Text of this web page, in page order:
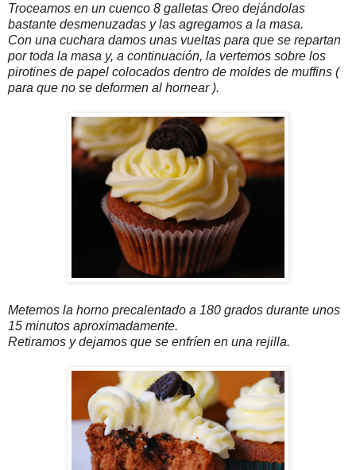
Troceamos en un cuenco 8 galletas Oreo dejándolas
bastante desmenuzadas y las agregamos a la masa.
Con una cuchara damos unas vueltas para que se repartan
por toda la masa y, a continuación, la vertemos sobre los
pirotines de papel colocados dentro de moldes de muffins (
para que no se deformen al hornear ).
Metemos la horno precalentado a 180 grados durante unos
15 minutos aproximadamente.
Retiramos y dejamos que se enfríen en una rejilla.